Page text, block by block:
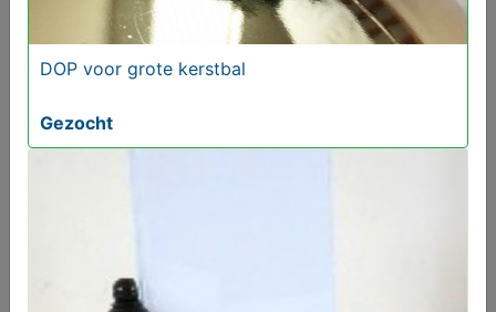
DOP voor grote kerstbal
Gezocht